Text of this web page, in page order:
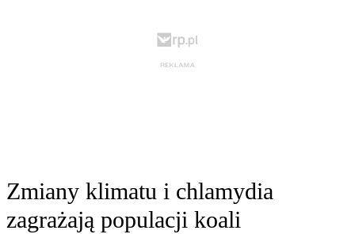
Zmiany klimatu i chlamydia
zagrażają populacji koali